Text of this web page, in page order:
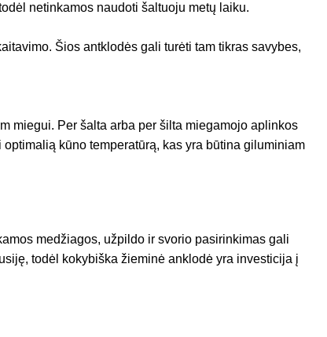
netinkamos naudoti šaltuoju metų laiku.
Šios antklodės gali turėti tam tikras savybes,
miegui. Per šalta arba per šilta miegamojo aplinkos
kūno temperatūrą, kas yra būtina giluminiam
medžiagos, užpildo ir svorio pasirinkimas gali
todėl kokybiška žieminė anklodė yra investicija į